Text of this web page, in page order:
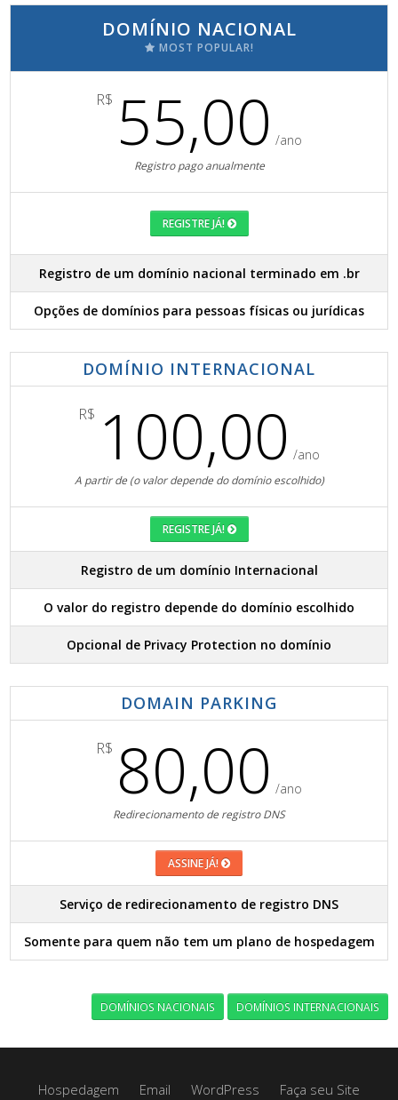
DOMÍNIO NACIONAL
MOST POPULAR!
R$ 55,00 /ano
Registro pago anualmente
REGISTRE JÁ!
Registro de um domínio nacional terminado em .br
Opções de domínios para pessoas físicas ou jurídicas
DOMÍNIO INTERNACIONAL
R$ 100,00 /ano
A partir de (o valor depende do domínio escolhido)
REGISTRE JÁ!
Registro de um domínio Internacional
O valor do registro depende do domínio escolhido
Opcional de Privacy Protection no domínio
DOMAIN PARKING
R$ 80,00 /ano
Redirecionamento de registro DNS
ASSINE JÁ!
Serviço de redirecionamento de registro DNS
Somente para quem não tem um plano de hospedagem
DOMÍNIOS NACIONAIS DOMÍNIOS INTERNACIONAIS
Hospedagem Email WordPress
Faça seu Site